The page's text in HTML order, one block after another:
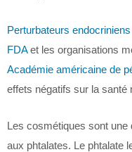
Perturbateurs endocriniens
FDAet les organisations
Académie américaine de
effets négatifs sur la santé
Les cosmétiques sont une
aux phtalates. Le phtalate